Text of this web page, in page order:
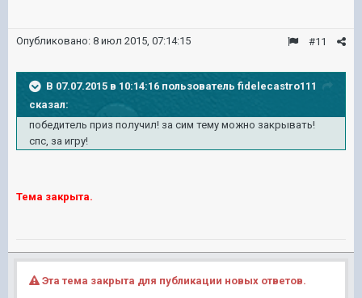
#11
Опубликовано: 8 июл 2015, 07:14:15
В 07.07.2015 в 10:14:16 пользователь fidelecastro111
сказал:
победитель приз получил! за сим тему можно закрывать!
спс, за игру!
Тема закрыта.
Эта тема закрыта для публикации новых ответов.